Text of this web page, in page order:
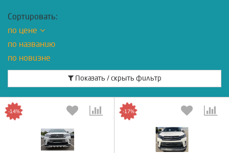
Сортировать:
по цене
по названию
по новизне
Показать / скрыть фильтр
-14% -17%